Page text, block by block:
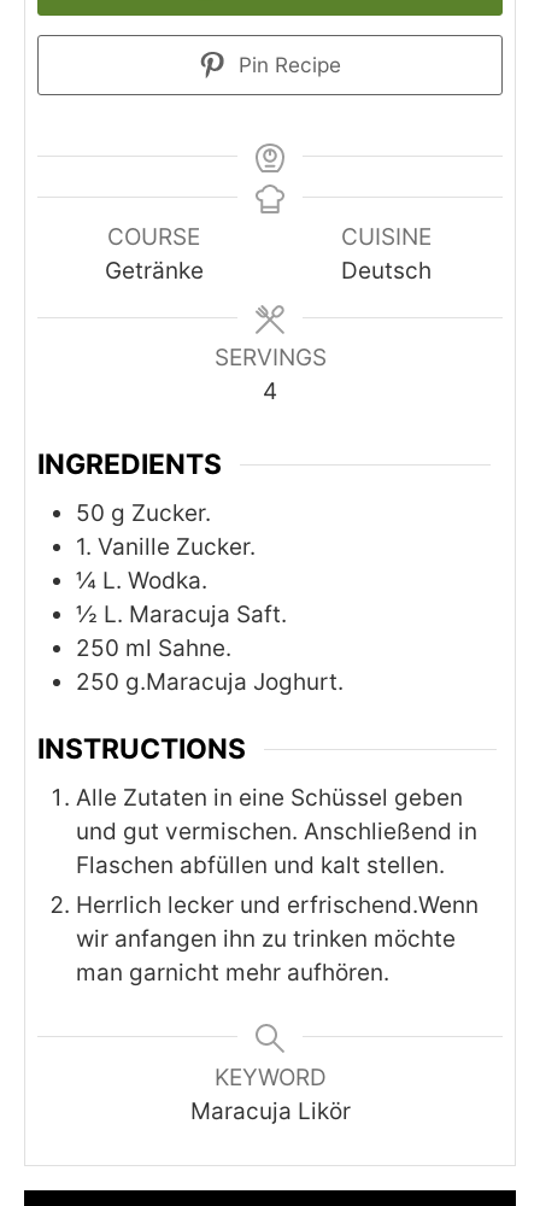
Pin Recipe
COURSE
Getränke
CUISINE
Deutsch
SERVINGS
4
INGREDIENTS
50 g Zucker.
1. Vanille Zucker.
¼ L. Wodka.
½ L. Maracuja Saft.
250 ml Sahne.
250 g.Maracuja Joghurt.
INSTRUCTIONS
Alle Zutaten in eine Schüssel geben
und gut vermischen. Anschließend in
Flaschen abfüllen und kalt stellen.
Herrlich lecker und erfrischend.Wenn
wir anfangen ihn zu trinken möchte
man garnicht mehr aufhören.
KEYWORD
Maracuja Likör